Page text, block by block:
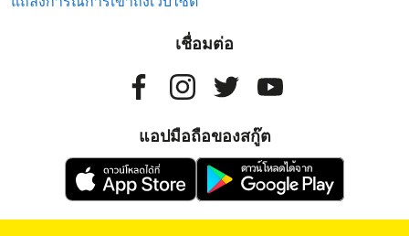
เชื่อมต่อ
แอปมือถือของสกู๊ต